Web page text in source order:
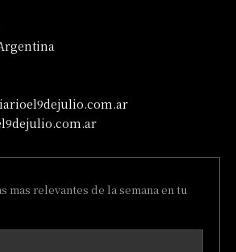
mas relevantes de la semana en tu